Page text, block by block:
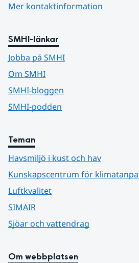
Mer kontaktinformation
SMHI-länkar
Jobba på SMHI
Om SMHI
SMHI-bloggen
SMHI-podden
Teman
Havsmiljö i kust och hav
Kunskapscentrum för
Luftkvalitet
SIMAIR
Sjöar och vattendrag
Om webbplatsen